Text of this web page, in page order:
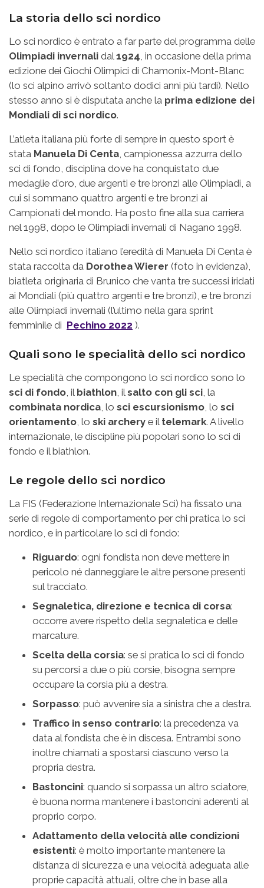
La storia dello sci nordico
Lo sci nordico è entrato a far parte del programma delle
Olimpiadi invernali dal1924, in occasione della prima
edizione dei Giochi Olimpici di Chamonix-Mont-Blanc
(lo sci alpino arrivò soltanto dodici anni più tardi). Nello
stesso anno si è disputata anche la prima edizione dei
Mondiali di sci nordico.
L’atleta italiana più forte di sempre in questo sport è
stata Manuela Di Centa, campionessa azzurra dello
sci di fondo, disciplina dove ha conquistato due
medaglie d’oro, due argenti e tre bronzi alle Olimpiadi, a
cui si sommano quattro argenti e tre bronzi ai
Campionati del mondo. Ha posto fine alla sua carriera
nel 1998, dopo le Olimpiadi invernali di Nagano 1998.
Nello sci nordico italiano l’eredità di Manuela Di Centa è
stata raccolta da Dorothea Wierer (foto in evidenza),
biatleta originaria di Brunico che vanta tre successi iridati
ai Mondiali (più quattro argenti e tre bronzi), e tre bronzi
alle Olimpiadi invernali (l’ultimo nella gara sprint
femminile di Pechino 2022 ).
Quali sono le specialità dello sci nordico
Le specialità che compongono lo sci nordico sono lo
sci di fondo, il biathlon, ilsalto con gli sci, la
combinata nordica, lo sci escursionismo, lo sci
orientamento, lo ski archery e il telemark. A livello
internazionale, le discipline più popolari sono lo sci di
fondo e il biathlon.
Le regole dello sci nordico
La FIS (Federazione Internazionale Sci) ha fissato una
serie di regole di comportamento per chi pratica lo sci
nordico, e in particolare lo sci di fondo:
Riguardo: ogni fondista non deve mettere in
pericolo né danneggiare le altre persone presenti
sul tracciato.
Segnaletica, direzione e tecnica di corsa:
occorre avere rispetto della segnaletica e delle
marcature.
Scelta della corsia: se si pratica lo sci di fondo
su percorsi a due o più corsie, bisogna sempre
occupare la corsia più a destra.
Sorpasso: può avvenire sia a sinistra che a destra.
Traffico in senso contrario: la precedenza va
data al fondista che è in discesa. Entrambi sono
inoltre chiamati a spostarsi ciascuno verso la
propria destra.
Bastoncini: quando si sorpassa un altro sciatore,
è buona norma mantenere i bastoncini aderenti al
proprio corpo.
Adattamento della velocità alle condizioni
esistenti: è molto importante mantenere la
distanza di sicurezza e una velocità adeguata alle
proprie capacità attuali, oltre che in base alla